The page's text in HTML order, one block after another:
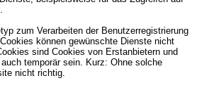
zum Verarbeiten der Benutzerregistrierung
können gewünschte Dienste nicht
sind Cookies von Erstanbietern und
temporär sein. Kurz: Ohne solche
nicht richtig.